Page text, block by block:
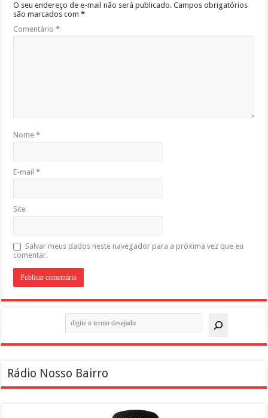
O seu endereço de e-mail não será publicado. Campos obrigatórios
são marcados com*
Comentário*
Nome*
E-mail*
Site
Salvar meus dados neste navegador para a próxima vez que eu
comentar.
Rádio Nosso Bairro